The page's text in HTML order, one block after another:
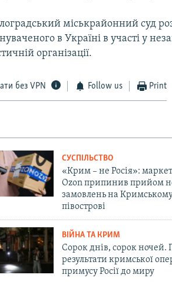
міськрайонний суд
в Україні в участі у
організації.
без VPN Follow us Print
СУСПІЛЬСТВО
«Крим – не Росія»:
Ozon припинив прийом
замовлень на
півострові
ВІЙНА ТА КРИМ
Сорок днів, сорок ночей.
результати кримської
примусу Росії до миру